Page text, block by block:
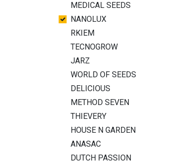
MEDICAL SEEDS
NANOLUX
RKIEM
TECNOGROW
JARZ
WORLD OF SEEDS
DELICIOUS
METHOD SEVEN
THIEVERY
HOUSE N GARDEN
ANASAC
DUTCH PASSION